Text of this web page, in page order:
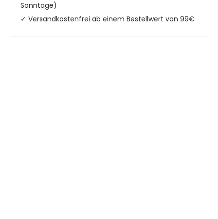
Sonntage)
✓ Versandkostenfrei ab einem Bestellwert von 99€